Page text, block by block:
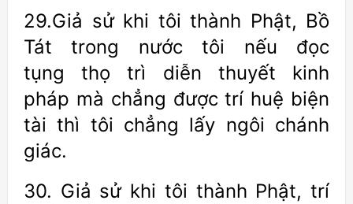
29.Giả sử khi tôi thành Phật, Bồ
Tát trong nước tôi nếu đọc
tụng thọ trì diễn thuyết kinh
pháp mà chẳng được trí huệ biện
tài thì tôi chẳng lấy ngôi chánh
giác.
30. Giả sử khi tôi thành Phật, trí